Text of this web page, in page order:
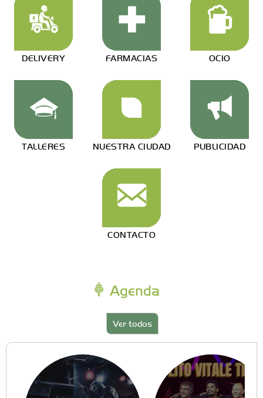
DELIVERY FARMACIAS OCIO
TALLERES NUESTRA CIUDAD PUBLICIDAD
CONTACTO
Agenda
Ver todos